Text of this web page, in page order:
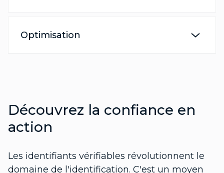
Optimisation
Découvrez la confiance en
action
Les identifiants vérifiables révolutionnent le
domaine de l'identification. C'est un moyen